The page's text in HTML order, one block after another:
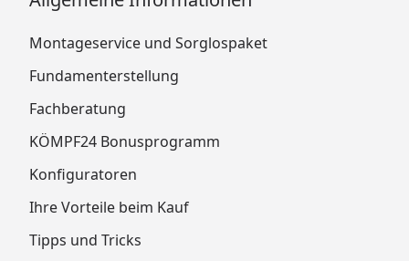
Montageservice und Sorglospaket
Fundamenterstellung
Fachberatung
KÖMPF24 Bonusprogramm
Konfiguratoren
Ihre Vorteile beim Kauf
Tipps und Tricks